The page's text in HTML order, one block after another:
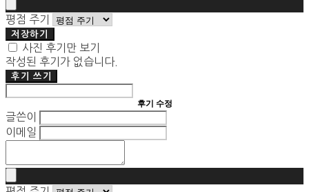
평점 주기
저장하기
사진 후기만 보기
작성된 후기가 없습니다.
후기 쓰기
후기 수정
글쓴이
이메일